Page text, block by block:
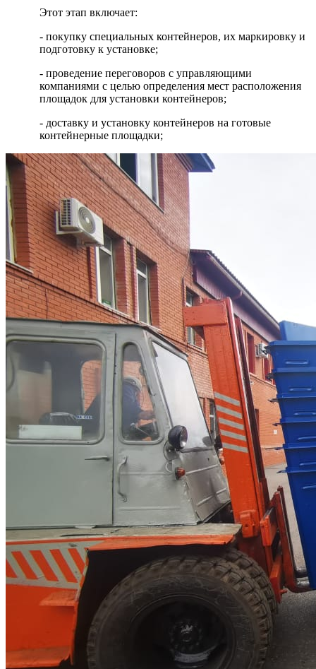
Этот этап включает:
- покупку специальных контейнеров, их маркировку и
подготовку к установке;
- проведение переговоров с управляющими
компаниями с целью определения мест расположения
площадок для установки контейнеров;
- доставку и установку контейнеров на готовые
контейнерные площадки;